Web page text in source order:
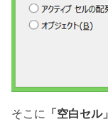
そこに 「空白セル」